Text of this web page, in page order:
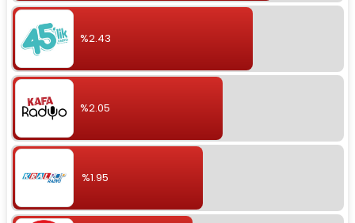
%2.43
%2.05
%1.95